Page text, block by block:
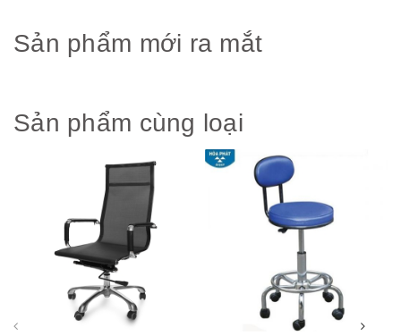
Sản phẩm mới ra mắt
Sản phẩm cùng loại